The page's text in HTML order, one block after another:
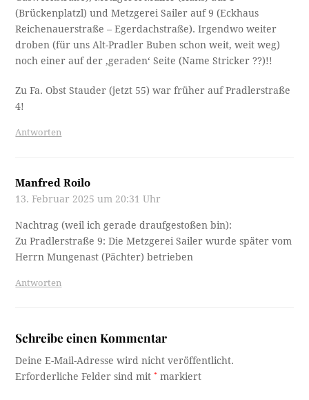
(Brückenplatzl) und Metzgerei Sailer auf 9 (Eckhaus
Reichenauerstraße – Egerdachstraße). Irgendwo weiter
droben (für uns Alt-Pradler Buben schon weit, weit weg)
noch einer auf der ‚geraden‘ Seite (Name Stricker ??)!!
Zu Fa. Obst Stauder (jetzt 55) war früher auf Pradlerstraße
4!
Antworten
Manfred Roilo
13. Februar 2025 um 20:31 Uhr
Nachtrag (weil ich gerade draufgestoßen bin):
Zu Pradlerstraße 9: Die Metzgerei Sailer wurde später vom
Herrn Mungenast (Pächter) betrieben
Antworten
Schreibe einen Kommentar
Deine E-Mail-Adresse wird nicht veröffentlicht.
Erforderliche Felder sind mit* markiert